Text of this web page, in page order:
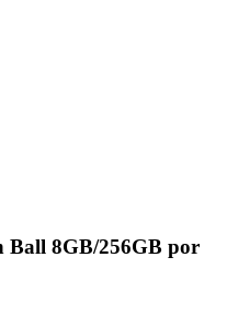
Ball 8GB/256GB por